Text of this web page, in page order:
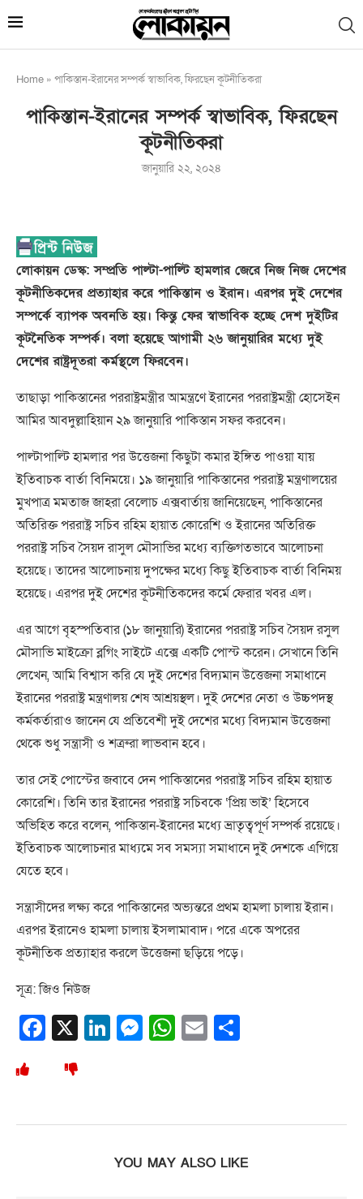
Home » পাকিস্তান-ইরানের সম্পর্ক স্বাভাবিক, ফিরছেন কূটনীতিকরা
পাকিস্তান-ইরানের সম্পর্ক স্বাভাবিক, ফিরছেন
কূটনীতিকরা
জানুয়ারি ২২, ২০২৪
লোকায়ন ডেস্ক: সম্প্রতি পাল্টা-পাল্টি হামলার জেরে নিজ নিজ দেশের
কূটনীতিকদের প্রত্যাহার করে পাকিস্তান ও ইরান। এরপর দুুই দেশের
সম্পর্কে ব্যাপক অবনতি হয়। কিন্তু ফের স্বাভাবিক হচ্ছে দেশ দুইটির
কূটনৈতিক সম্পর্ক। বলা হয়েছে আগামী ২৬ জানুয়ারির মধ্যে দুই
দেশের রাষ্ট্রদূতরা কর্মস্থলে ফিরবেন।
তাছাড়া পাকিস্তানের পররাষ্ট্রমন্ত্রীর আমন্ত্রণে ইরানের পররাষ্ট্রমন্ত্রী হোসেইন
আমির আবদুল্লাহিয়ান ২৯ জানুয়ারি পাকিস্তান সফর করবেন।
পাল্টাপাল্টি হামলার পর উত্তেজনা কিছুটা কমার ইঙ্গিত পাওয়া যায়
ইতিবাচক বার্তা বিনিময়ে। ১৯ জানুয়ারি পাকিস্তানের পররাষ্ট্র মন্ত্রণালয়ের
মুখপাত্র মমতাজ জাহরা বেলোচ এক্সবার্তায় জানিয়েছেন, পাকিস্তানের
অতিরিক্ত পররাষ্ট্র সচিব রহিম হায়াত কোরেশি ও ইরানের অতিরিক্ত
পররাষ্ট্র সচিব সৈয়দ রাসুল মৌসাভির মধ্যে ব্যক্তিগতভাবে আলোচনা
হয়েছে। তাদের আলোচনায় দুপক্ষের মধ্যে কিছু ইতিবাচক বার্তা বিনিময়
হয়েছে। এরপর দুই দেশের কূটনীতিকদের কর্মে ফেরার খবর এল।
এর আগে বৃহস্পতিবার (১৮ জানুয়ারি) ইরানের পররাষ্ট্র সচিব সৈয়দ রসুল
মৌসাভি মাইক্রো ব্লগিং সাইটে এক্সে একটি পোস্ট করেন। সেখানে তিনি
লেখেন, আমি বিশ্বাস করি যে দুই দেশের বিদ্যমান উত্তেজনা সমাধানে
ইরানের পররাষ্ট্র মন্ত্রণালয় শেষ আশ্রয়স্থল। দুই দেশের নেতা ও উচ্চপদস্থ
কর্মকর্তারাও জানেন যে প্রতিবেশী দুই দেশের মধ্যে বিদ্যমান উত্তেজনা
থেকে শুধু সন্ত্রাসী ও শত্রুরা লাভবান হবে।
তার সেই পোস্টের জবাবে দেন পাকিস্তানের পররাষ্ট্র সচিব রহিম হায়াত
কোরেশি। তিনি তার ইরানের পররাষ্ট্র সচিবকে ‘প্রিয় ভাই’ হিসেবে
অভিহিত করে বলেন, পাকিস্তান-ইরানের মধ্যে ভ্রাতৃত্বপূর্ণ সম্পর্ক রয়েছে।
ইতিবাচক আলোচনার মাধ্যমে সব সমস্যা সমাধানে দুই দেশকে এগিয়ে
যেতে হবে।
সন্ত্রাসীদের লক্ষ্য করে পাকিস্তানের অভ্যন্তরে প্রথম হামলা চালায় ইরান।
এরপর ইরানেও হামলা চালায় ইসলামাবাদ। পরে একে অপরের
কূটনীতিক প্রত্যাহার করলে উত্তেজনা ছড়িয়ে পড়ে।
সূত্র: জিও নিউজ
Facebook
X LinkedIn
Messenger
WhatsApp
Email
YOU MAY ALSO LIKE